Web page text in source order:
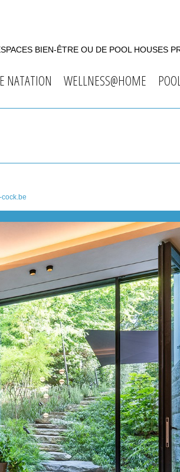
BIEN-ÊTRE OU DE POOL HOUSES
NATATION WELLNESS@HOME